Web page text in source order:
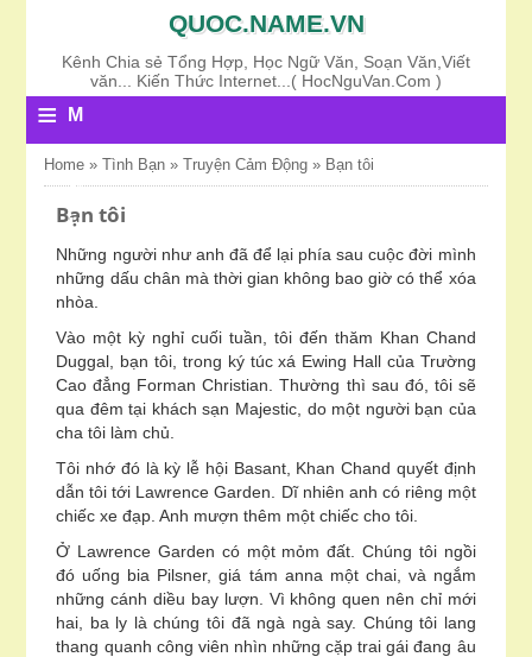
QUOC.NAME.VN
Kênh Chia sẻ Tổng Hợp, Học Ngữ Văn, Soạn Văn,Viết
văn... Kiến Thức Internet...( HocNguVan.Com )
≡
M
N
U
Home »Tình Bạn »Truyện Cảm Động » Bạn tôi
Bạn tôi
Những người như anh đã để lại phía sau cuộc đời mình
những dấu chân mà thời gian không bao giờ có thể xóa
nhòa.
Vào một kỳ nghỉ cuối tuần, tôi đến thăm Khan Chand
Duggal, bạn tôi, trong ký túc xá Ewing Hall của Trường
Cao đẳng Forman Christian. Thường thì sau đó, tôi sẽ
qua đêm tại khách sạn Majestic, do một người bạn của
cha tôi làm chủ.
Tôi nhớ đó là kỳ lễ hội Basant, Khan Chand quyết định
dẫn tôi tới Lawrence Garden. Dĩ nhiên anh có riêng một
chiếc xe đạp. Anh mượn thêm một chiếc cho tôi.
Ở Lawrence Garden có một mỏm đất. Chúng tôi ngồi
đó uống bia Pilsner, giá tám anna một chai, và ngắm
những cánh diều bay lượn. Vì không quen nên chỉ mới
hai, ba ly là chúng tôi đã ngà ngà say. Chúng tôi lang
thang quanh công viên nhìn những cặp trai gái đang âu